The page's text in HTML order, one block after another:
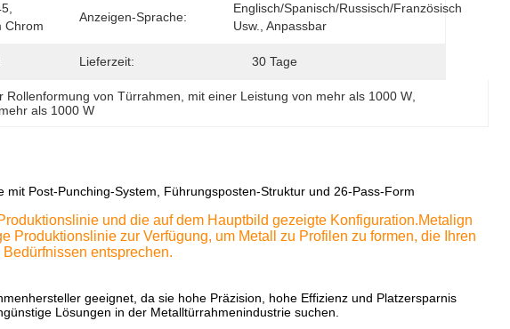
Chrom
Anzeigen-Sprache:
Englisch/Spanisch/Russisch/Französisch
Usw., Anpassbar
Lieferzeit: 30 Tage
Rollenformung von Türrahmen mit einer Leistung von mehr als 1000 W,
als 1000 W
Post-Punching-System, Führungsposten-Struktur und 26-Pass-Form
und die auf dem Hauptbild gezeigte Konfiguration.Metalign
Produktionslinie zur Verfügung, um Metall zu Profilen zu formen, die Ihren
Bedürfnissen entsprechen.
geeignet, da sie hohe Präzision, hohe Effizienz und Platzersparnis
Lösungen in der Metalltürrahmenindustrie suchen.